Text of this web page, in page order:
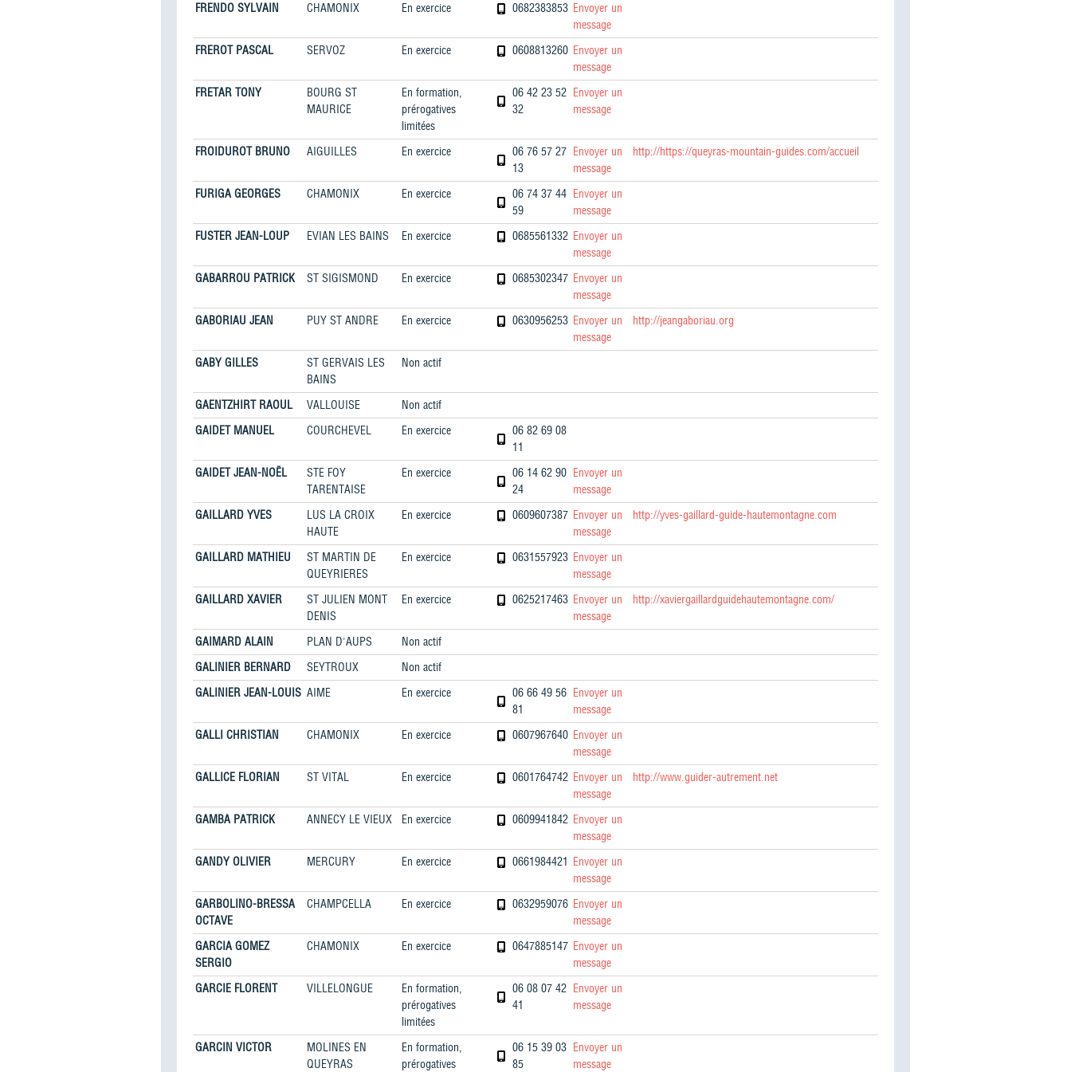
FRENDO SYLVAIN
CHAMONIX En exercice 0682383853 Envoyer un
message
FREROT PASCAL
SERVOZ En exercice 0608813260 Envoyer un
message
FRETAR TONY
BOURG ST
MAURICE
En formation,
prérogatives
limitées
06 42 23 52
32
Envoyer un
message
FROIDUROT BRUNO AIGUILLES En exercice
06 76 57 27
13
Envoyer un
message
http://https://queyras-mountain-guides.com/accueil
FURIGA GEORGES CHAMONIX En exercice
06 74 37 44
59
Envoyer un
message
FUSTER JEAN-LOUP
EVIAN LES BAINS En exercice 0685561332 Envoyer un
message
GABARROU PATRICK
ST SIGISMOND En exercice 0685302347 Envoyer un
message
GABORIAU JEAN
PUY ST ANDRE En exercice 0630956253 Envoyer un
message
http://jeangaboriau.org
GABY GILLES
ST GERVAIS LES
BAINS
Non actif
GAENTZHIRT RAOUL VALLOUISE
Non actif
GAIDET MANUEL
COURCHEVEL En exercice
06 82 69 08
11
GAIDET JEAN-NOËL
STE FOY
TARENTAISE
En exercice
06 14 62 90
24
Envoyer un
message
GAILLARD YVES
LUS LA CROIX
HAUTE
En exercice 0609607387 Envoyer un
message
http://yves-gaillard-guide-hautemontagne.com
GAILLARD MATHIEU
ST MARTIN DE
QUEYRIERES
En exercice 0631557923 Envoyer un
message
GAILLARD XAVIER
ST JULIEN MONT
DENIS
En exercice 0625217463 Envoyer un
message
http://xaviergaillardguidehautemontagne.com/
GAIMARD ALAIN PLAN D'AUPS
Non actif
GALINIER BERNARD
SEYTROUX
Non actif
GALINIER JEAN-LOUIS AIME En exercice
06 66 49 56
81
Envoyer un
message
GALLI CHRISTIAN
CHAMONIX En exercice 0607967640 Envoyer un
message
GALLICE FLORIAN
ST VITAL En exercice 0601764742 Envoyer un
message
http://www.guider-autrement.net
GAMBA PATRICK ANNECY LE VIEUX En exercice 0609941842 Envoyer un
message
GANDY OLIVIER
MERCURY En exercice 0661984421 Envoyer un
message
GARBOLINO-BRESSA
OCTAVE
CHAMPCELLA En exercice 0632959076 Envoyer un
message
GARCIA GOMEZ
SERGIO
CHAMONIX En exercice 0647885147 Envoyer un
message
GARCIE FLORENT
VILLELONGUE
En formation,
prérogatives
limitées
06 08 07 42
41
Envoyer un
message
GARCIN VICTOR
MOLINES EN
QUEYRAS
En formation,
prérogatives
06 15 39 03
85
Envoyer un
message